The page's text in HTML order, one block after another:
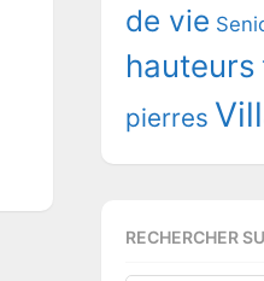
de vie
hauteurs
pierres
RECHERCHER